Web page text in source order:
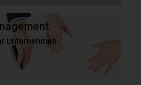
Unternehmen